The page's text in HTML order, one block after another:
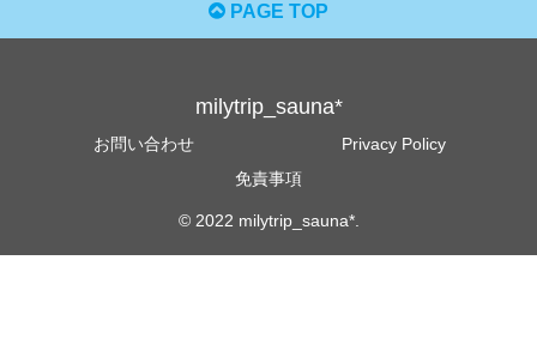
PAGE TOP
milytrip_sauna*
お問い合わせ
Privacy Policy
免責事項
© 2022 milytrip_sauna*.